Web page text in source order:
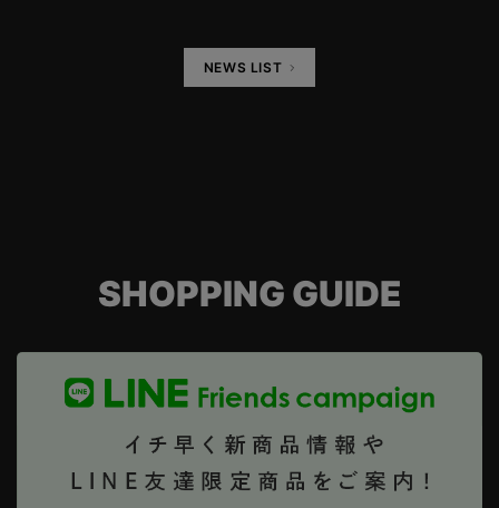
NEWS LIST
SHOPPING GUIDE